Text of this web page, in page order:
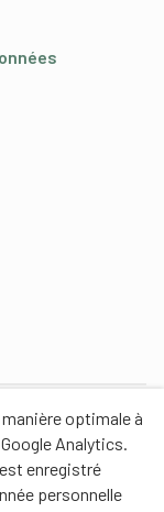
optimale à
Analytics.
enregistré
personnelle